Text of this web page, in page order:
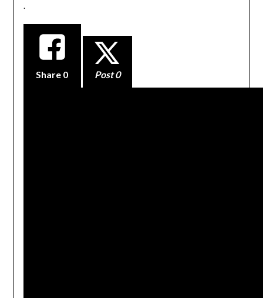
.
Share 0 Post 0